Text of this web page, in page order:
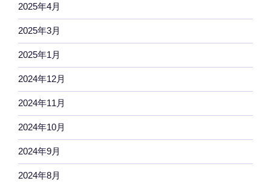
2025年4月
2025年3月
2025年1月
2024年12月
2024年11月
2024年10月
2024年9月
2024年8月